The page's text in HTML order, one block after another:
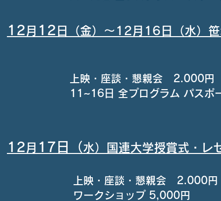
​12 月 12 日（金）〜12月16日（水）
上映・座談・懇親会
11~16日 全プログラム パスポ
​12 月 17日（水）国連大学授賞式・レ
上映・座談・懇親会 2.000
ワークショップ 5,000円